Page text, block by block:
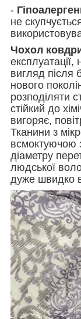
-
не
Чохол
експлуатації,
вигляд після
нового
розподіляти
стійкий до
вигоряє,
Тканини з
всмоктуючою
діаметру
людської
дуже швидко